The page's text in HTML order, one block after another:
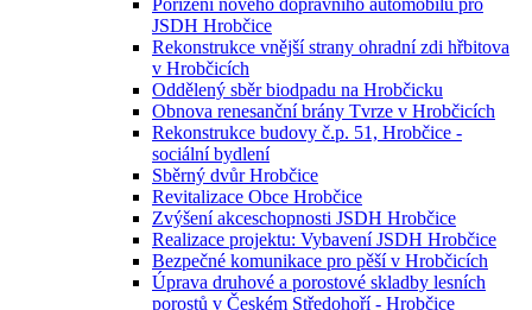
Pořízení nového dopravního automobilu pro
JSDH Hrobčice
Rekonstrukce vnější strany ohradní zdi hřbitova
v Hrobčicích
Oddělený sběr biodpadu na Hrobčicku
Obnova renesanční brány Tvrze v Hrobčicích
Rekonstrukce budovy č.p. 51, Hrobčice -
sociální bydlení
Sběrný dvůr Hrobčice
Revitalizace Obce Hrobčice
Zvýšení akceschopnosti JSDH Hrobčice
Realizace projektu: Vybavení JSDH Hrobčice
Bezpečné komunikace pro pěší v Hrobčicích
Úprava druhové a porostové skladby lesních
porostů v Českém Středohoří - Hrobčice